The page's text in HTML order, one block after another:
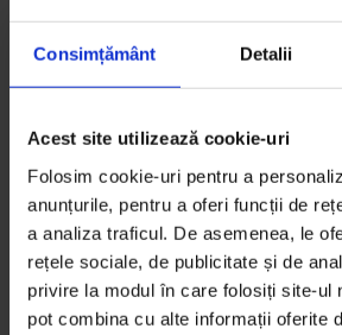
Consimțământ Detalii
Acest site utilizează cookie-uri
Folosim cookie-uri pentru a
anunțurile, pentru a oferi funcții de
a analiza traficul. De asemenea, le
rețele sociale, de publicitate și de
privire la modul în care folosiți site-ul
pot combina cu alte informații oferite
Acest concurs este parte
“Jurnalismul responsabil – cale
, derulat de Asociația
Revistă în perioada octombrie
realizat cu sprijinul financiar al
Inovare Civică, program finanțat
Society in Central and Eastern
deRaiffeisen Bank, administrat
Dezvoltarea Societății Civile.